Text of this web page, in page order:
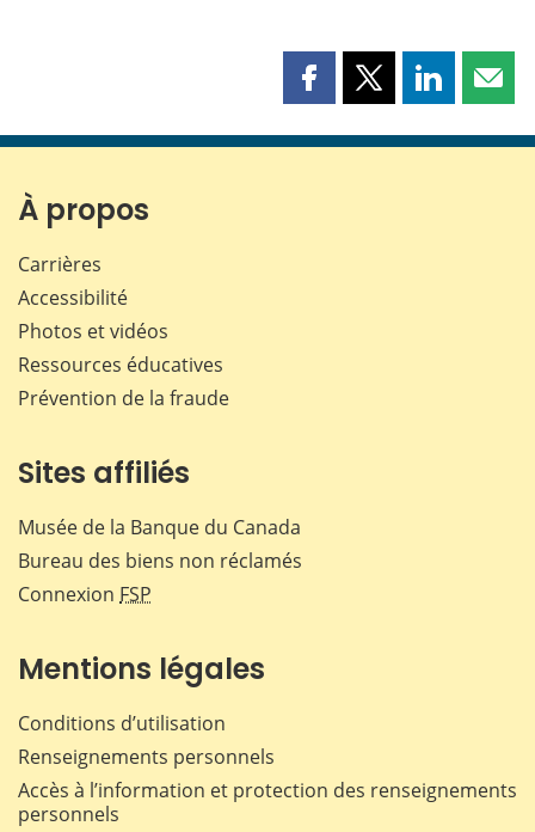
Partager
page
Partager
page
Partager
page page
À propos
Carrières
Accessibilité
Photos et vidéos
Ressources éducatives
Prévention de la fraude
Sites affiliés
Musée de la Banque du Canada
Bureau des biens non réclamés
Connexion FSP
Mentions légales
Conditions d’utilisation
Renseignements personnels
Accès à l’information et protection des renseignements
personnels